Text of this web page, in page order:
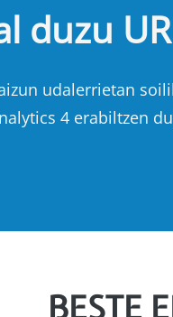
duzu
udalerrietan
4 erabiltzen
BESTE